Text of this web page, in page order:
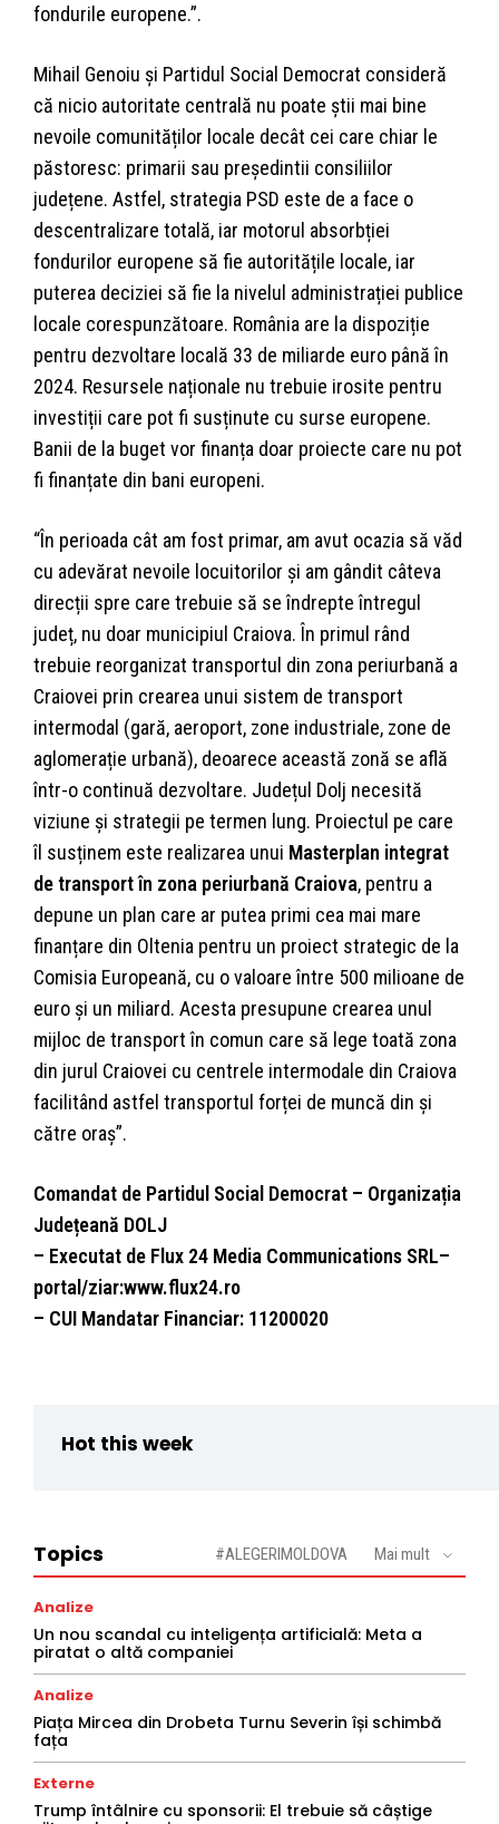
fondurile europene.”.
Mihail Genoiu și Partidul Social Democrat consideră
că nicio autoritate centrală nu poate știi mai bine
nevoile comunităților locale decât cei care chiar le
păstoresc: primarii sau președintii consiliilor
județene. Astfel, strategia PSD este de a face o
descentralizare totală, iar motorul absorbției
fondurilor europene să fie autoritățile locale, iar
puterea deciziei să fie la nivelul administrației publice
locale corespunzătoare. România are la dispoziție
pentru dezvoltare locală 33 de miliarde euro până în
2024. Resursele naționale nu trebuie irosite pentru
investiții care pot fi susținute cu surse europene.
Banii de la buget vor finanța doar proiecte care nu pot
fi finanțate din bani europeni.
“În perioada cât am fost primar, am avut ocazia să văd
cu adevărat nevoile locuitorilor și am gândit câteva
direcții spre care trebuie să se îndrepte întregul
județ, nu doar municipiul Craiova. În primul rând
trebuie reorganizat transportul din zona periurbană a
Craiovei prin crearea unui sistem de transport
intermodal (gară, aeroport, zone industriale, zone de
aglomerație urbană), deoarece această zonă se află
într-o continuă dezvoltare. Județul Dolj necesită
viziune și strategii pe termen lung. Proiectul pe care
îl susținem este realizarea unui Masterplan integrat
de transport în zona periurbană Craiova, pentru a
depune un plan care ar putea primi cea mai mare
finanțare din Oltenia pentru un proiect strategic de la
Comisia Europeană, cu o valoare între 500 milioane de
euro și un miliard. Acesta presupune crearea unul
mijloc de transport în comun care să lege toată zona
din jurul Craiovei cu centrele intermodale din Craiova
facilitând astfel transportul forței de muncă din și
către oraș”.
Comandat de Partidul Social Democrat – Organizația
Județeană DOLJ
– Executat de Flux 24 Media Communications SRL–
portal/ziar:www.flux24.ro
– CUI Mandatar Financiar: 11200020
Hot this week
Topics #ALEGERIMOLDOVA Mai mult
Analize
Un nou scandal cu inteligența artificială: Meta a
piratat o altă companiei
Analize
Piața Mircea din Drobeta Turnu Severin își schimbă
fața
Externe
Trump întâlnire cu sponsorii: El trebuie să câștige